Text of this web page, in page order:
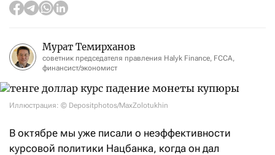
Мурат Темирханов
советник председателя правления Halyk Finance, FCCA,
финансист/экономист
Иллюстрация: © Depositphotos/MaxZolotukhin
В октябре мы уже писали о неэффективности
курсовой политики Нацбанка, когда он дал